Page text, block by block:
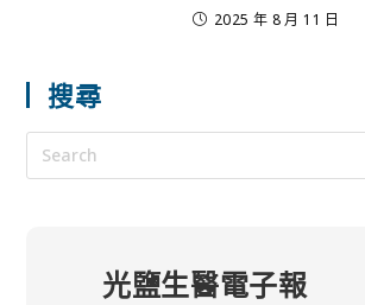
2025 年 8 月 11 日
搜尋
光鹽生醫電子報